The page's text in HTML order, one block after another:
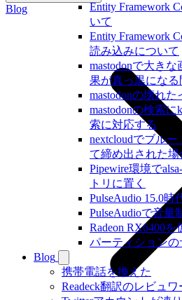
Entity Framework
いて
Entity Framework
読み込みについて
mastodonで大き
果が真っ黒にな
mastodonの壊れ
mastodonの検索
索に対応する
nextcloudでブル
て締め出された場
Pipewire環境で
トリに置く
PulseAudio 15.0時
PulseAudioで音量
Radeon RX6400
パーティション
Blog
携帯電話を換えた
Readeck翻訳のレビュ
Blog